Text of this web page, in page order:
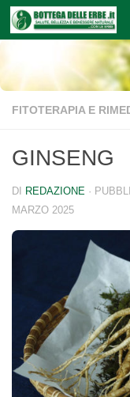
Sotto il contenuto
FITOTERAPIA E
GINSENG
DI REDAZIONE ·
MARZO 2025